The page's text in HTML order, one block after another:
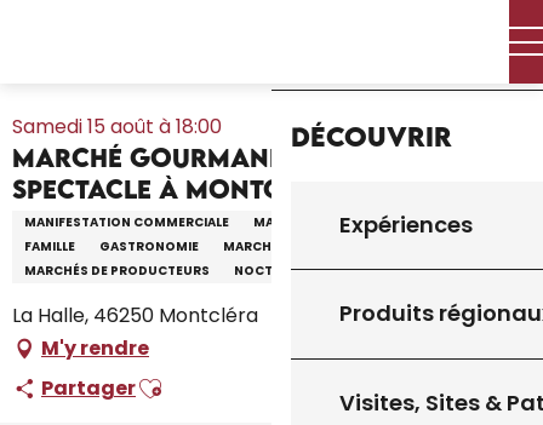
Découvrir
Expériences
Produits
Visites, Sites &
Samedi 15 août à 18:00
Marché gourmand Clérimontien et
spectacle à Montcléra
MANIFESTATION COMMERCIALE MARCHÉ THÉMATIQUE
SPECTACLE
FAMILLE
GASTRONOMIE
MARCHÉ GOURMAND
MARCHÉS DE PRODUCTEURS
NOCTURNE REPAS
La Halle, 46250 Montcléra
M'y rendre
PartagerAjouter aux favoris